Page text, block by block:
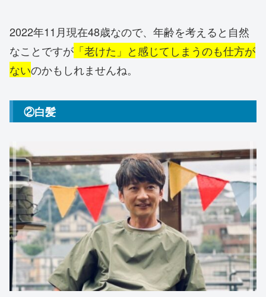
2022年11月現在48歳なので、年齢を考えると自然
なことですが 「老けた」と感じてしまうのも仕方が
ないのかもしれませんね。
②白髪